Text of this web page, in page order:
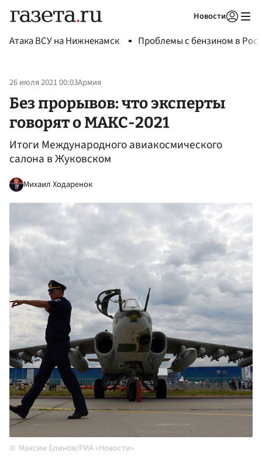
Новости
Атака ВСУ на Нижнекамск Проблемы с бензином в
26 июля 2021 00:03Армия
Без прорывов: что эксперты
говорят о МАКС-2021
Итоги Международного авиакосмического
салона в Жуковском
Михаил Ходаренок
Максим Блинов/РИА «Новости»